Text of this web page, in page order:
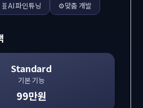
🧬AI 파인튜닝 ⚙️맞춤 개발
Standard
기본 기능
99만원